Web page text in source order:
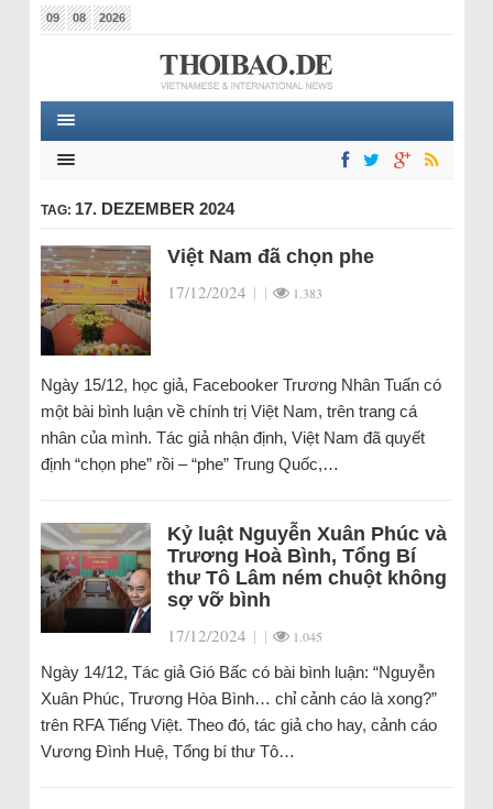
09 08 2026
TAG: 17. DEZEMBER 2024
Việt Nam đã chọn phe
17/12/2024 | | 1.383
Ngày 15/12, học giả, Facebooker Trương Nhân Tuấn có
một bài bình luận về chính trị Việt Nam, trên trang cá
nhân của mình. Tác giả nhận định, Việt Nam đã quyết
định “chọn phe” rồi – “phe” Trung Quốc,…
Kỷ luật Nguyễn Xuân Phúc và
Trương Hoà Bình, Tổng Bí
thư Tô Lâm ném chuột không
sợ vỡ bình
17/12/2024 | | 1.045
Ngày 14/12, Tác giả Gió Bấc có bài bình luận: “Nguyễn
Xuân Phúc, Trương Hòa Bình… chỉ cảnh cáo là xong?”
trên RFA Tiếng Việt. Theo đó, tác giả cho hay, cảnh cáo
Vương Đình Huệ, Tổng bí thư Tô…